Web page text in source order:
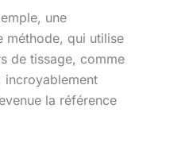
une
méthode, qui utilise
de tissage, comme
incroyablement
la référence